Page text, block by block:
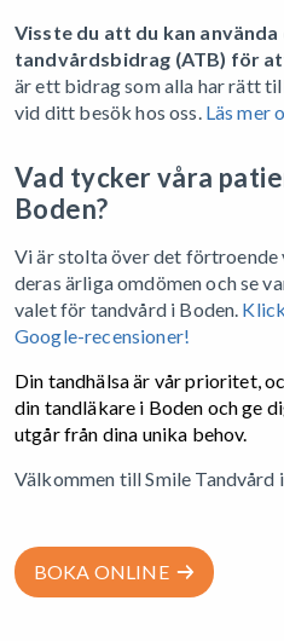
Visste du att du kan
tandvårdsbidrag (ATB) för
är ett bidrag som alla har rätt
vid ditt besök hos oss. Läs mer
Vad tycker våra
Boden?
Vi är stolta över det förtroende
deras ärliga omdömen och se
valet för tandvård i Boden.
Google-recensioner!
Din tandhälsa är vår prioritet,
din tandläkare i Boden och ge
utgår från dina unika behov.
Välkommen till Smile Tandvård
BOKA ONLINE